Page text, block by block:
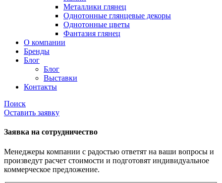
Металлики глянец
Однотонные глянцевые декоры
Однотонные цветы
Фантазия глянец
О компании
Бренды
Блог
Блог
Выставки
Контакты
Поиск
Оставить заявку
Заявка на сотрудничество
Менеджеры компании с радостью ответят на ваши вопросы и
произведут расчет стоимости и подготовят индивидуальное
коммерческое предложение.